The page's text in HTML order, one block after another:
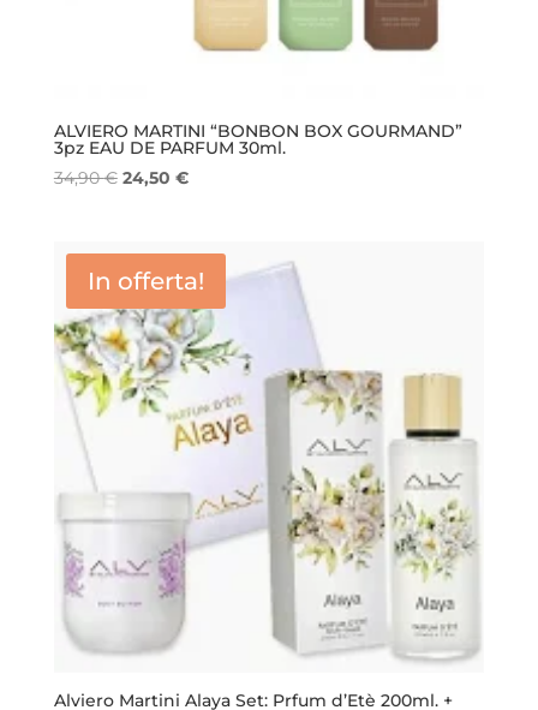
ALVIERO MARTINI “BONBON BOX GOURMAND”
3pz EAU DE PARFUM 30ml.
34,90€ Il
era:
34,90 €.
24,50 €Il
è:
24,50 €.
In offerta!
Alviero Martini Alaya Set: Prfum d’Etè 200ml. +